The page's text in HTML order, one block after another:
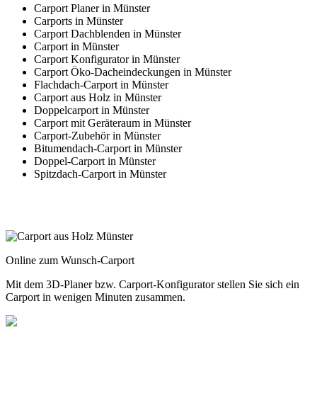
Carport Planer in Münster
Carports in Münster
Carport Dachblenden in Münster
Carport in Münster
Carport Konfigurator in Münster
Carport Öko-Dacheindeckungen in Münster
Flachdach-Carport in Münster
Carport aus Holz in Münster
Doppelcarport in Münster
Carport mit Geräteraum in Münster
Carport-Zubehör in Münster
Bitumendach-Carport in Münster
Doppel-Carport in Münster
Spitzdach-Carport in Münster
Online zum Wunsch-Carport
Mit dem 3D-Planerbzw. Carport-Konfiguratorstellen Sie sich ein
Carport in wenigen Minuten zusammen.